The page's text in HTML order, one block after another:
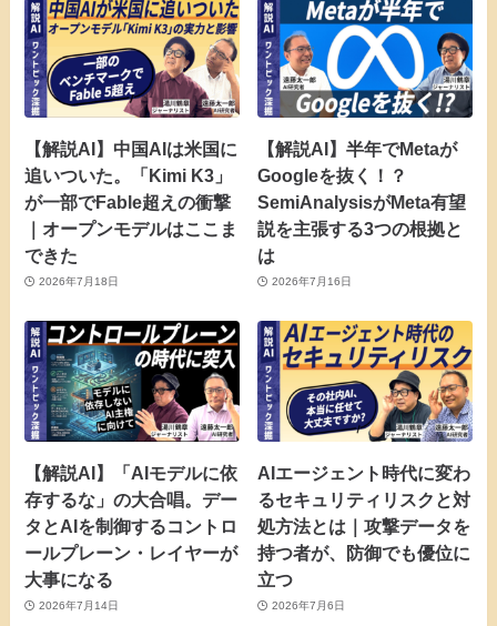
【解説AI】中国AIは米国に
追いついた。「Kimi K3」
が一部でFable超えの衝撃
｜オープンモデルはここま
できた
2026年7月18日
【解説AI】半年でMetaが
Googleを抜く！？
SemiAnalysisがMeta有望
説を主張する3つの根拠と
は
2026年7月16日
【解説AI】「AIモデルに依
存するな」の大合唱。デー
タとAIを制御するコントロ
ールプレーン・レイヤーが
大事になる
2026年7月14日
AIエージェント時代に変わ
るセキュリティリスクと対
処方法とは｜攻撃データを
持つ者が、防御でも優位に
立つ
2026年7月6日